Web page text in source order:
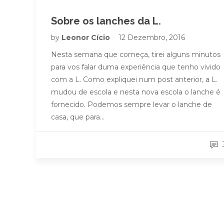
Sobre os lanches da L.
by Leonor Cício
12 Dezembro, 2016
Nesta semana que começa, tirei alguns minutos
para vos falar duma experiência que tenho vivido
com a L. Como expliquei num post anterior, a L.
mudou de escola e nesta nova escola o lanche é
fornecido. Podemos sempre levar o lanche de
casa, que para…